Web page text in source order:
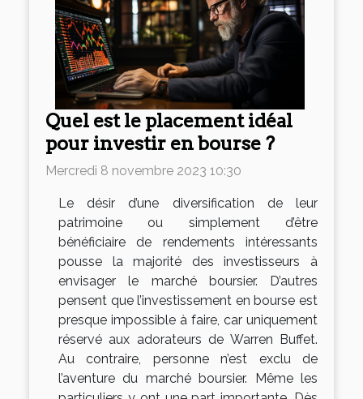
Quel est le placement idéal
pour investir en bourse ?
Mercredi 8 novembre 2023 10:30
Le désir d’une diversification de leur
patrimoine ou simplement d’être
bénéficiaire de rendements intéressants
pousse la majorité des investisseurs à
envisager le marché boursier. D’autres
pensent que l’investissement en bourse est
presque impossible à faire, car uniquement
réservé aux adorateurs de Warren Buffet.
Au contraire, personne n’est exclu de
l’aventure du marché boursier. Même les